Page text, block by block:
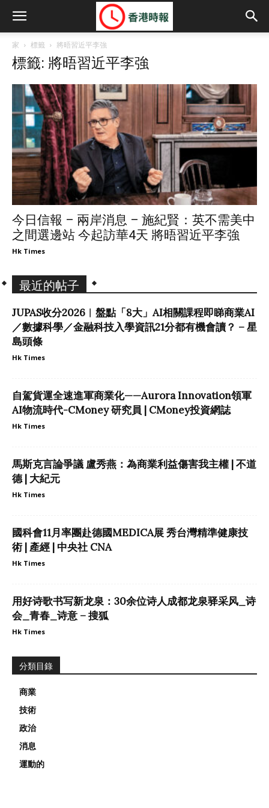
家 標籤 將晤習近平李強
標籤: 將晤習近平李強
今日信報 – 兩岸消息 – 施紀賢：英不需美中
之間選邊站 今起訪華4天 將晤習近平李強
Hk Times
最近的帖子
JUPAS收分2026︱盤點「8大」AI相關課程即睇商業AI
／數據科學／金融科技入學資訊21分都有機會讀？ – 星
島頭條
Hk Times
自駕貨運全速進軍商業化——Aurora Innovation領軍
AI物流時代-CMoney 研究員 | CMoney投資網誌
Hk Times
馬斯克言論爭議 盧秀燕：為商業利益傷害我主權 | 不道
德 | 大紀元
Hk Times
國科會11月率團赴德國MEDICA展 秀台灣精準健康技
術 | 產經 | 中央社 CNA
Hk Times
用好诗歌书写新龙泉：30余位诗人成都龙泉驿采风_诗
会_青春_诗意 – 搜狐
Hk Times
分類目錄
商業
技術
政治
消息
運動的